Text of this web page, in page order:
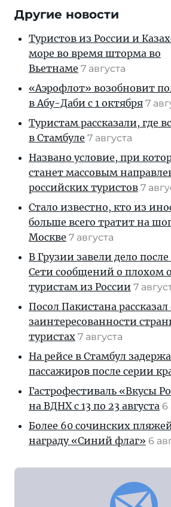
Другие новости
Туристов из России и
море во время шторма во
Вьетнаме 7 августа
«Аэрофлот» возобновит
в Абу-Даби с 1 октября 7
Туристам рассказали, где
в Стамбуле 7 августа
Названо условие, при
станет массовым
российских туристов 7
Стало известно, кто из
больше всего тратит на
Москве 7 августа
В Грузии завели дело
Сети сообщений о плохом
туристам из России 7
Посол Пакистана рассказал
заинтересованности
туристах 7 августа
На рейсе в Стамбул
пассажиров после серии
Гастрофестиваль «Вкусы
на ВДНХ с 13 по 23 августа 6
Более 60 сочинских
награду «Синий флаг» 6